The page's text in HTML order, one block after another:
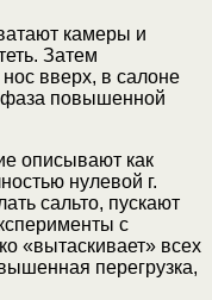
камеры и
Затем
нос вверх, в салоне
фаза повышенной
описывают как
нулевой г.
сальто, пускают
с
«вытаскивает» всех
перегрузка,